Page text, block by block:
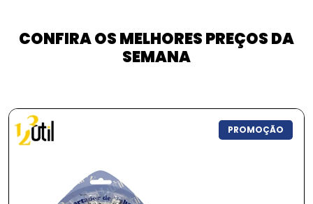
CONFIRA OS MELHORES PREÇOS DA
SEMANA
PROMOÇÃO